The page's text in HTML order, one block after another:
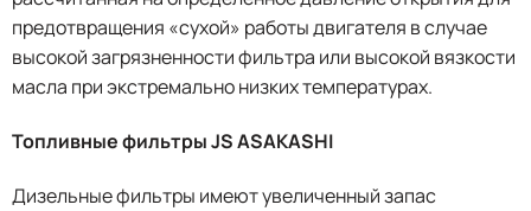
предотвращения «сухой» работы двигателя в случае
высокой загрязненности фильтра или высокой вязкости
масла при экстремально низких температурах.
Топливные фильтры JS ASAKASHI
Дизельные фильтры имеют увеличенный запас